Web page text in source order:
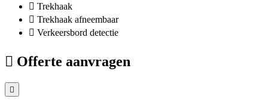
Trekhaak
Trekhaak afneembaar
Verkeersbord detectie
Offerte aanvragen